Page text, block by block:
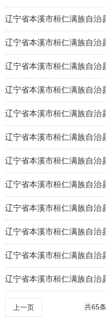
年度部门决算公开报告
辽宁省本溪市桓仁满族自治
年度部门决算公开报告
辽宁省本溪市桓仁满族自治
年度部门决算公开报告
辽宁省本溪市桓仁满族自治
2024年度部门决算公开报告
辽宁省本溪市桓仁满族自治
2024年度部门决算公开报告
辽宁省本溪市桓仁满族自治
2024年度部门决算公开报告
辽宁省本溪市桓仁满族自治
府2023年度部门决算公开
辽宁省本溪市桓仁满族自治
年度部门决算公开
辽宁省本溪市桓仁满族自治
2023年度部门决算公开
辽宁省本溪市桓仁满族自治
2023年度部门决算公开
辽宁省本溪市桓仁满族自治
2023年度部门决算公开
辽宁省本溪市桓仁满族自治
2023年度部门决算公开
辽宁省本溪市桓仁满族自治
年度部门决算公开
上一页 共65